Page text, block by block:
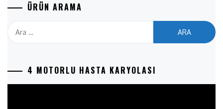
ÜRÜN ARAMA
4 MOTORLU HASTA KARYOLASI